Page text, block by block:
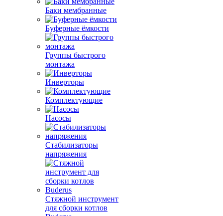
Баки мембранные
Буферные ёмкости
Группы быстрого
монтажа
Инверторы
Комплектующие
Насосы
Стабилизаторы
напряжения
Стяжной инструмент
для сборки котлов